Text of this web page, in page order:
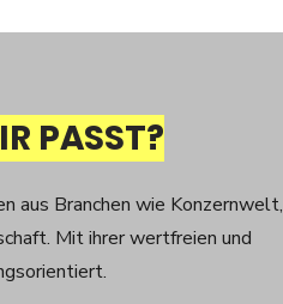
PASST?
aus Branchen wie Konzernwelt,
Mit ihrer wertfreien und